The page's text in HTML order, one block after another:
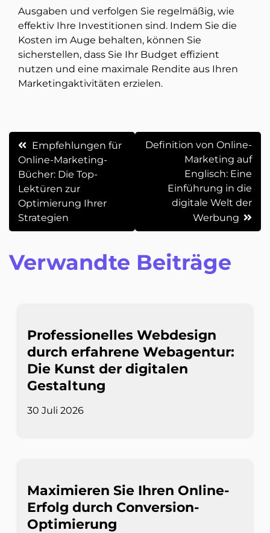
Ausgaben und verfolgen Sie regelmäßig, wie
effektiv Ihre Investitionen sind. Indem Sie die
Kosten im Auge behalten, können Sie
sicherstellen, dass Sie Ihr Budget effizient
nutzen und eine maximale Rendite aus Ihren
Marketingaktivitäten erzielen.
Beitrags-
Navigation
Empfehlungen für
Online-Marketing-
Bücher: Die Top-
Lektüren zur
Optimierung Ihrer
Strategien
Definition von Online-
Marketing auf
Englisch: Eine
Einführung in die
digitale Welt der
Werbung
Verwandte Beiträge
Professionelles Webdesign
durch erfahrene Webagentur:
Die Kunst der digitalen
Gestaltung
30 Juli 2026
Maximieren Sie Ihren Online-
Erfolg durch Conversion-
Optimierung